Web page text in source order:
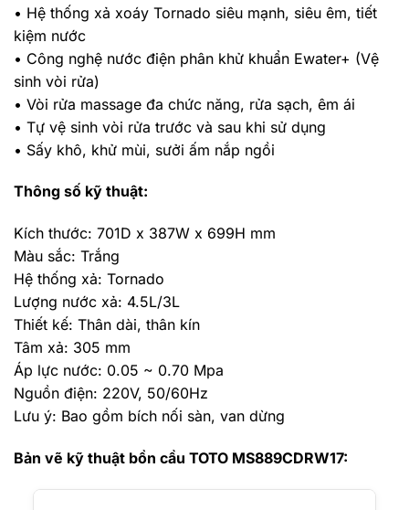
• Hệ thống xả xoáy Tornado siêu mạnh, siêu êm, tiết
kiệm nước
• Công nghệ nước điện phân khử khuẩn Ewater+ (Vệ
sinh vòi rửa)
• Vòi rửa massage đa chức năng, rửa sạch, êm ái
• Tự vệ sinh vòi rửa trước và sau khi sử dụng
• Sấy khô, khử mùi, sưởi ấm nắp ngồi
Thông số kỹ thuật:
Kích thước: 701D x 387W x 699H mm
Màu sắc: Trắng
Hệ thống xả: Tornado
Lượng nước xả: 4.5L/3L
Thiết kế: Thân dài, thân kín
Tâm xả: 305 mm
Áp lực nước: 0.05 ~ 0.70 Mpa
Nguồn điện: 220V, 50/60Hz
Lưu ý: Bao gồm bích nối sàn, van dừng
Bản vẽ kỹ thuật bồn cầu TOTO MS889CDRW17: